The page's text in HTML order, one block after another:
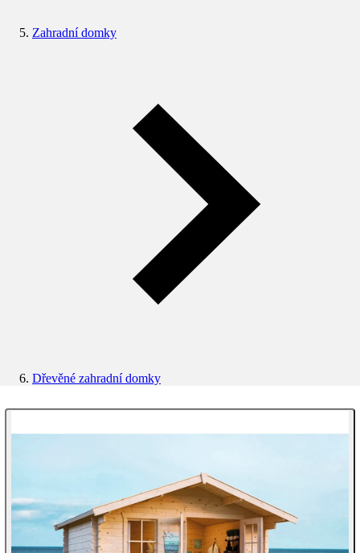
Zahradní domky
Dřevěné zahradní domky